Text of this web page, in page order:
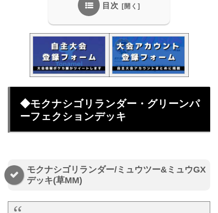
目次
◆モクナシゴリランダー・グリーンパ
ーフェクションデッキ
モクナシゴリランダー/ミュウツー&ミュウGX
デッキ(草MM)